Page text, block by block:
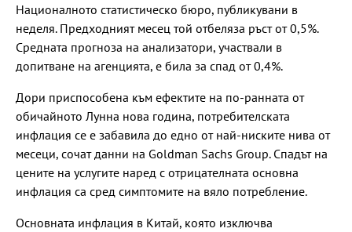
Националното статистическо бюро, публикувани в
неделя. Предходният месец той отбеляза ръст от 0,5%.
Средната прогноза на анализатори, участвали в
допитване на агенцията, е била за спад от 0,4%.
Дори приспособена към ефектите на по-ранната от
обичайното Лунна нова година, потребителската
инфлация се е забавила до едно от най-ниските нива от
месеци, сочат данни на Goldman Sachs Group. Спадът на
цените на услугите наред с отрицателната основна
инфлация са сред симптомите на вяло потребление.
Основната инфлация в Китай, която изключва